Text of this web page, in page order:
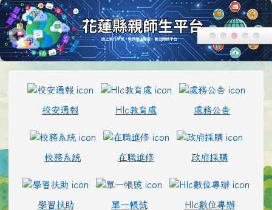
校安通報 Hlc教育處 處務公告
校務系統 在職進修 政府採購
學習扶助 單一帳號 Hlc數位專辦
2026-02-12
為避免學生遭受菸品、電
頁尾區域